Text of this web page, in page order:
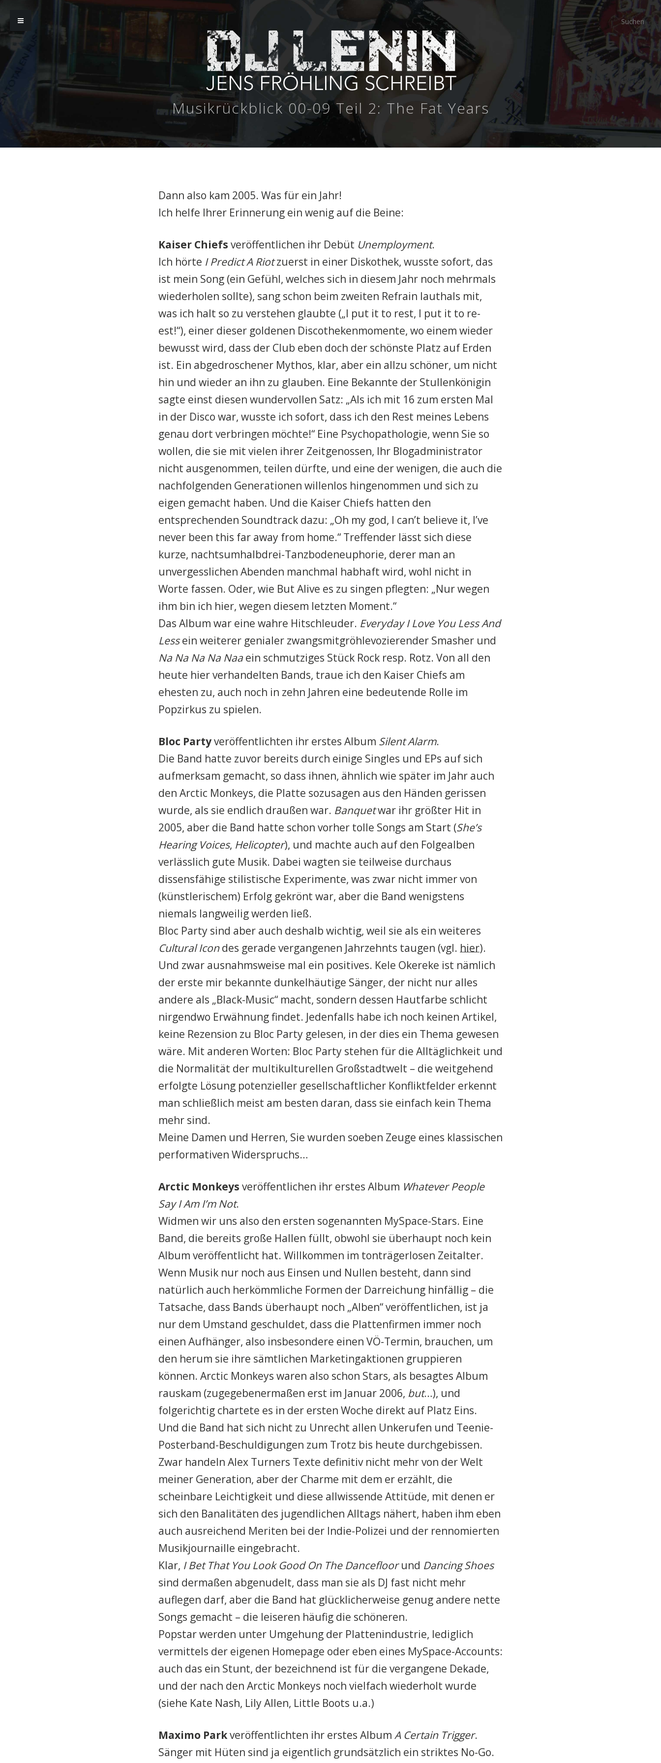
Musikrückblick 00-09 Teil 2: The Fat Years
Dann also kam 2005. Was für ein Jahr!
Ich helfe Ihrer Erinnerung ein wenig auf die Beine:
Kaiser Chiefs veröffentlichen ihr Debüt Unemployment.
Ich hörte I Predict A Riotzuerst in einer Diskothek, wusste sofort, das
ist mein Song (ein Gefühl, welches sich in diesem Jahr noch mehrmals
wiederholen sollte), sang schon beim zweiten Refrain lauthals mit,
was ich halt so zu verstehen glaubte („I put it to rest, I put it to re-
est!“), einer dieser goldenen Discothekenmomente, wo einem wieder
bewusst wird, dass der Club eben doch der schönste Platz auf Erden
ist. Ein abgedroschener Mythos, klar, aber ein allzu schöner, um nicht
hin und wieder an ihn zu glauben. Eine Bekannte der Stullenkönigin
sagte einst diesen wundervollen Satz: „Als ich mit 16 zum ersten Mal
in der Disco war, wusste ich sofort, dass ich den Rest meines Lebens
genau dort verbringen möchte!“ Eine Psychopathologie, wenn Sie so
wollen, die sie mit vielen ihrer Zeitgenossen, Ihr Blogadministrator
nicht ausgenommen, teilen dürfte, und eine der wenigen, die auch die
nachfolgenden Generationen willenlos hingenommen und sich zu
eigen gemacht haben. Und die Kaiser Chiefs hatten den
entsprechenden Soundtrack dazu: „Oh my god, I can’t believe it, I’ve
never been this far away from home.“ Treffender lässt sich diese
kurze, nachtsumhalbdrei-Tanzbodeneuphorie, derer man an
unvergesslichen Abenden manchmal habhaft wird, wohl nicht in
Worte fassen. Oder, wie But Alive es zu singen pflegten: „Nur wegen
ihm bin ich hier, wegen diesem letzten Moment.“
Das Album war eine wahre Hitschleuder. Everyday I Love You Less And
Lessein weiterer genialer zwangsmitgröhlevozierender Smasher und
Na Na Na Na Naa ein schmutziges Stück Rock resp. Rotz. Von all den
heute hier verhandelten Bands, traue ich den Kaiser Chiefs am
ehesten zu, auch noch in zehn Jahren eine bedeutende Rolle im
Popzirkus zu spielen.
Bloc Partyveröffentlichten ihr erstes Album Silent Alarm.
Die Band hatte zuvor bereits durch einige Singles und EPs auf sich
aufmerksam gemacht, so dass ihnen, ähnlich wie später im Jahr auch
den Arctic Monkeys, die Platte sozusagen aus den Händen gerissen
wurde, als sie endlich draußen war. Banquetwar ihr größter Hit in
2005, aber die Band hatte schon vorher tolle Songs am Start (She’s
Hearing Voices, Helicopter), und machte auch auf den Folgealben
verlässlich gute Musik. Dabei wagten sie teilweise durchaus
dissensfähige stilistische Experimente, was zwar nicht immer von
(künstlerischem) Erfolg gekrönt war, aber die Band wenigstens
niemals langweilig werden ließ.
Bloc Party sind aber auch deshalb wichtig, weil sie als ein weiteres
Cultural Icondes gerade vergangenen Jahrzehnts taugen (vgl. hier).
Und zwar ausnahmsweise mal ein positives. Kele Okereke ist nämlich
der erste mir bekannte dunkelhäutige Sänger, der nicht nur alles
andere als „Black-Music“ macht, sondern dessen Hautfarbe schlicht
nirgendwo Erwähnung findet. Jedenfalls habe ich noch keinen Artikel,
keine Rezension zu Bloc Party gelesen, in der dies ein Thema gewesen
wäre. Mit anderen Worten: Bloc Party stehen für die Alltäglichkeit und
die Normalität der multikulturellen Großstadtwelt – die weitgehend
erfolgte Lösung potenzieller gesellschaftlicher Konfliktfelder erkennt
man schließlich meist am besten daran, dass sie einfach kein Thema
mehr sind.
Meine Damen und Herren, Sie wurden soeben Zeuge eines klassischen
performativen Widerspruchs…
Arctic Monkeys veröffentlichen ihr erstes Album Whatever People
Say I Am I’m Not.
Widmen wir uns also den ersten sogenannten MySpace-Stars. Eine
Band, die bereits große Hallen füllt, obwohl sie überhaupt noch kein
Album veröffentlicht hat. Willkommen im tonträgerlosen Zeitalter.
Wenn Musik nur noch aus Einsen und Nullen besteht, dann sind
natürlich auch herkömmliche Formen der Darreichung hinfällig – die
Tatsache, dass Bands überhaupt noch „Alben“ veröffentlichen, ist ja
nur dem Umstand geschuldet, dass die Plattenfirmen immer noch
einen Aufhänger, also insbesondere einen VÖ-Termin, brauchen, um
den herum sie ihre sämtlichen Marketingaktionen gruppieren
können. Arctic Monkeys waren also schon Stars, als besagtes Album
rauskam (zugegebenermaßen erst im Januar 2006, but…), und
folgerichtig chartete es in der ersten Woche direkt auf Platz Eins.
Und die Band hat sich nicht zu Unrecht allen Unkerufen und Teenie-
Posterband-Beschuldigungen zum Trotz bis heute durchgebissen.
Zwar handeln Alex Turners Texte definitiv nicht mehr von der Welt
meiner Generation, aber der Charme mit dem er erzählt, die
scheinbare Leichtigkeit und diese allwissende Attitüde, mit denen er
sich den Banalitäten des jugendlichen Alltags nähert, haben ihm eben
auch ausreichend Meriten bei der Indie-Polizei und der rennomierten
Musikjournaille eingebracht.
Klar, I Bet That You Look Good On The Dancefloorund Dancing Shoes
sind dermaßen abgenudelt, dass man sie als DJ fast nicht mehr
auflegen darf, aber die Band hat glücklicherweise genug andere nette
Songs gemacht – die leiseren häufig die schöneren.
Popstar werden unter Umgehung der Plattenindustrie, lediglich
vermittels der eigenen Homepage oder eben eines MySpace-Accounts:
auch das ein Stunt, der bezeichnend ist für die vergangene Dekade,
und der nach den Arctic Monkeys noch vielfach wiederholt wurde
(siehe Kate Nash, Lily Allen, Little Boots u.a.)
Maximo Parkveröffentlichten ihr erstes Album A Certain Trigger.
Sänger mit Hüten sind ja eigentlich grundsätzlich ein striktes No-Go.